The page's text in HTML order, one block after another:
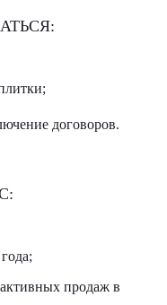
договоров.
продаж в